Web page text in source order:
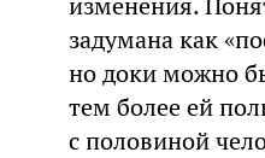
задумана как
но доки можно
тем более ей
с половиной